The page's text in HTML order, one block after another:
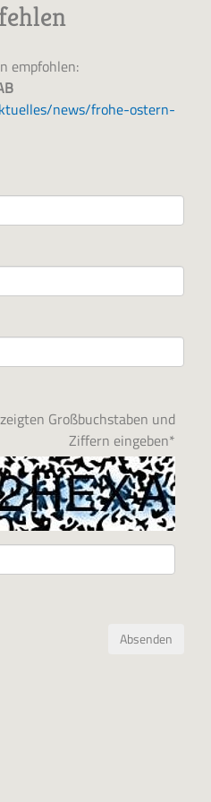
empfohlen:
news/frohe-ostern-
Großbuchstaben und
Ziffern eingeben*
Absenden